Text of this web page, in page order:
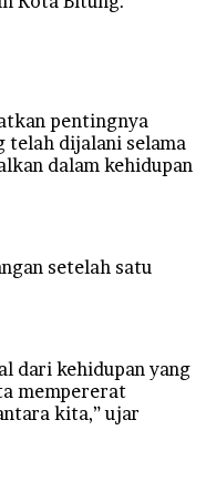
pentingnya
telah dijalani selama
dalam kehidupan
setelah satu
dari kehidupan yang
mempererat
kita,” ujar